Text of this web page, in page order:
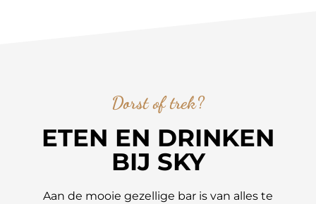
Dorst of trek?
ETEN EN DRINKEN
BIJ SKY
Aan de mooie gezellige bar is van alles te